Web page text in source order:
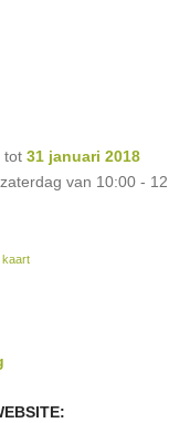
tot31 januari 2018
van 10:00 -
kaart